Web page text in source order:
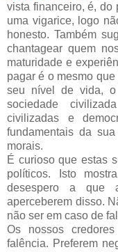
vista financeiro, é, do
uma vigarice, logo
honesto. Também
chantagear quem
maturidade e
pagar é o mesmo
seu nível de vida,
sociedade
civilizadas e
fundamentais da
morais.
É curioso que estas
políticos. Isto
desespero a que
aperceberem disso.
não ser em caso de
Os nossos
falência. Preferem